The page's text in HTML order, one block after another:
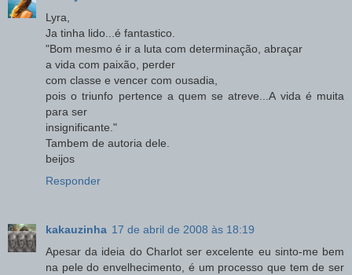
Lyra,
Ja tinha lido...é fantastico.
"Bom mesmo é ir a luta com determinação, abraçar
a vida com paixão, perder
com classe e vencer com ousadia,
pois o triunfo pertence a quem se atreve...A vida é muita
para ser
insignificante."
Tambem de autoria dele.
beijos
Responder
kakauzinha 17 de abril de 2008 às 18:19
Apesar da ideia do Charlot ser excelente eu sinto-me bem
na pele do envelhecimento, é um processo que tem de ser